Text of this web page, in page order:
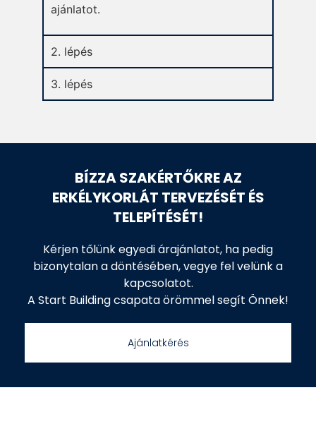
ajánlatot.
2. lépés
3. lépés
BÍZZA SZAKÉRTŐKRE AZ
ERKÉLYKORLÁT TERVEZÉSÉT ÉS
TELEPÍTÉSÉT!
Kérjen tőlünk egyediárajánlatot, ha pedig
bizonytalan a döntésében,vegye fel velünk a
kapcsolatot.
A Start Building csapata örömmel segít Önnek!
Ajánlatkérés